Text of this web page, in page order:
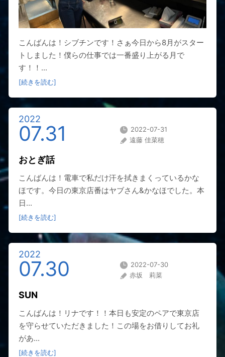
こんばんは！シブチンです！さぁ今日から8月がスター
トしました！僕らの仕事では一番盛り上がる月で
す！！...
[続きを読む]
2022
07.31
2022-07-31
遠藤 佳菜穂
おとぎ話
こんばんは！電車で私だけ汗を拭きまくっているかな
ほです。今日の東京店番はヤブさん&かなほでした。本
日...
[続きを読む]
2022
07.30
2022-07-30
赤坂 莉菜
SUN
こんばんは！リナです！！本日も安定のペアで東京店
を守らせていただきました！この場をお借りしてお礼
があ...
[続きを読む]